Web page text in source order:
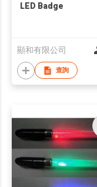
LED Badge
顯和有限公司
查詢